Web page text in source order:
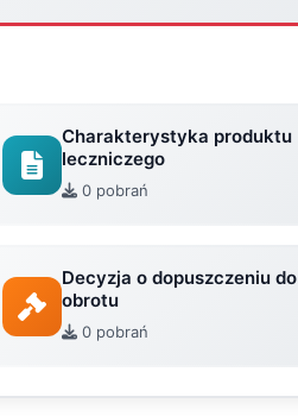
Charakterystyka produktu
leczniczego
0 pobrań
Decyzja o dopuszczeniu do
obrotu
0 pobrań